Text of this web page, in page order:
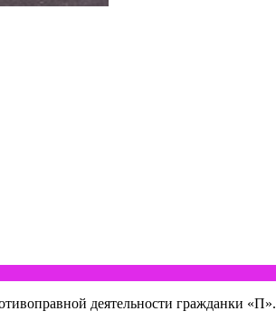
деятельности гражданки «П».